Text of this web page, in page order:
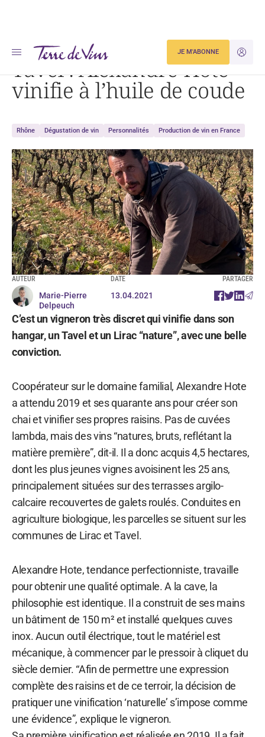
JE
JE M'ABONNE
Accueil Tavel : Alexandre Hote vinifie à l’huile de coude
Tavel : Alexandre Hote
vinifie à l’huile de coude
Rhône Dégustation de vin Personnalités Production de vin en France
AUTEUR
Marie-Pierre
Delpeuch
DATE
13.04.2021
PARTAGER
C’est un vigneron très discret qui vinifie dans son
hangar, un Tavel et un Lirac “nature”, avec une belle
conviction.
Coopérateur sur le domaine familial, Alexandre Hote
a attendu 2019 et ses quarante ans pour créer son
chai et vinifier ses propres raisins. Pas de cuvées
lambda, mais des vins “natures, bruts, reflétant la
matière première”, dit-il. Il a donc acquis 4,5 hectares,
dont les plus jeunes vignes avoisinent les 25 ans,
principalement situées sur des terrasses argilo-
calcaire recouvertes de galets roulés. Conduites en
agriculture biologique, les parcelles se situent sur les
communes de Lirac et Tavel.
Alexandre Hote, tendance perfectionniste, travaille
pour obtenir une qualité optimale. A la cave, la
philosophie est identique. Il a construit de ses mains
un bâtiment de 150 m² et installé quelques cuves
inox. Aucun outil électrique, tout le matériel est
mécanique, à commencer par le pressoir à cliquet du
siècle dernier. “Afin de permettre une expression
complète des raisins et de ce terroir, la décision de
pratiquer une vinification ‘naturelle’ s’impose comme
une évidence”, explique le vigneron.